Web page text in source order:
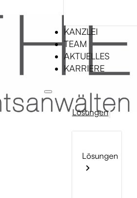
KANZLEI
TEAM
AKTUELLES
KARRIERE
Lösungen
Lösungen